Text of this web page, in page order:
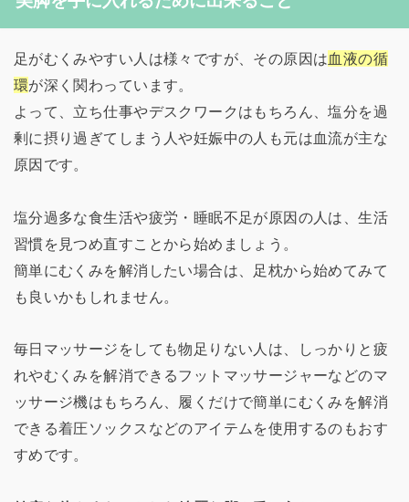
足がむくみやすい人は様々ですが、その原因は血液の循
環が深く関わっています。
よって、立ち仕事やデスクワークはもちろん、塩分を過
剰に摂り過ぎてしまう人や妊娠中の人も元は血流が主な
原因です。
塩分過多な食生活や疲労・睡眠不足が原因の人は、生活
習慣を見つめ直すことから始めましょう。
簡単にむくみを解消したい場合は、足枕から始めてみて
も良いかもしれません。
毎日マッサージをしても物足りない人は、しっかりと疲
れやむくみを解消できるフットマッサージャーなどのマ
ッサージ機はもちろん、履くだけで簡単にむくみを解消
できる着圧ソックスなどのアイテムを使用するのもおす
すめです。